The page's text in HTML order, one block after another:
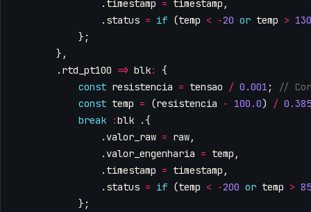
. timestamp = timestamp ,
. status = if (temp < -20 or temp >
};
},
. rtd_pt100 => blk:
{
const resistencia = tensao / 0.001 ;
const temp = (resistencia - 100.0) / 0.385
break
:blk
.{
. valor_raw = raw,
. valor_engenharia = temp ,
. timestamp = timestamp ,
. status = if (temp < -200 or temp >
};